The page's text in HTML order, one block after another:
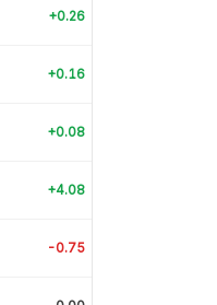
+0.26
+0.16
+0.08
+4.08
-0.75